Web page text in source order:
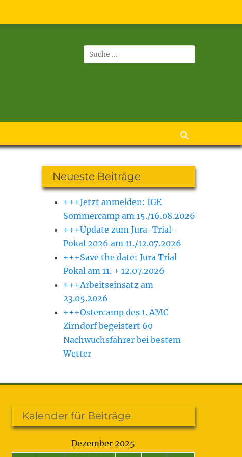
Suchen
nach:
Neueste Beiträge
+++Jetzt anmelden: IGE
Sommercamp am 15./16.08.2026
+++Update zum Jura-Trial-
Pokal 2026 am 11./12.07.2026
+++Save the date: Jura Trial
Pokal am 11. + 12.07.2026
+++Arbeitseinsatz am
23.05.2026
+++Ostercamp des 1. AMC
Zirndorf begeistert 60
Nachwuchsfahrer bei bestem
Wetter
Kalender für Beiträge
Dezember 2025